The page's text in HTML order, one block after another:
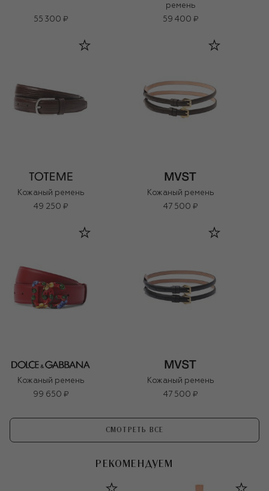
55 300 ₽
ремень
59 400 ₽
Кожаный ремень
49 250 ₽
Кожаный ремень
47 500 ₽
Кожаный ремень
99 650 ₽
Кожаный ремень
47 500 ₽
СМОТРЕТЬ ВСЕ
РЕКОМЕНДУЕМ